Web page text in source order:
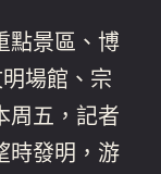
點景區、博
場館、宗
周五，記者
時發明，游